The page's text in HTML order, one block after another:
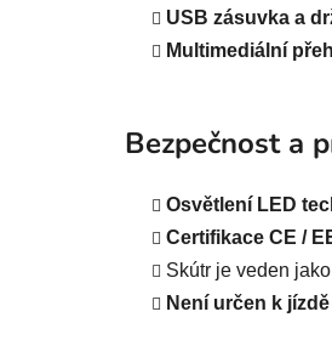
USB zásuvka a
Multimediální
Bezpečnost a
Osvětlení LED
Certifikace CE /
Skútr je veden jako
Není určen k